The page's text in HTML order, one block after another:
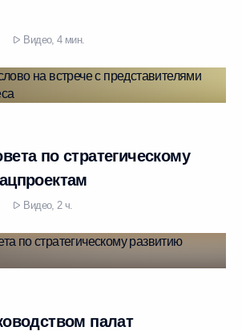
Видео, 4 мин.
по стратегическому
Видео, 2 ч.
палат